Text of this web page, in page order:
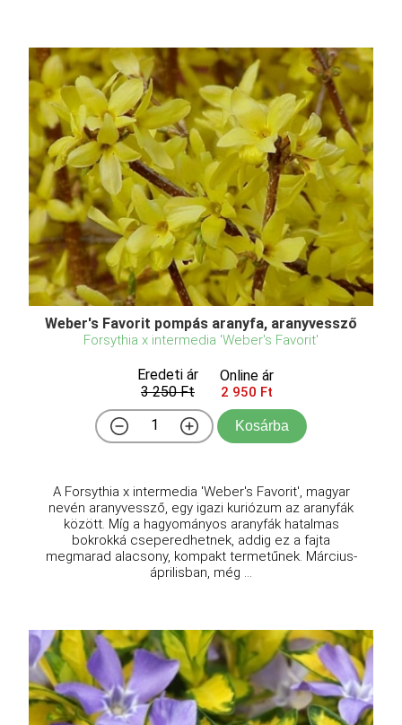
Weber's Favorit pompás aranyfa, aranyvessző
Forsythia x intermedia 'Weber's Favorit'
Eredeti ár
3 250 Ft
Online ár
2 950 Ft
Kosárba
A Forsythia x intermedia 'Weber's Favorit', magyar
nevén aranyvessző, egy igazi kuriózum az aranyfák
között. Míg a hagyományos aranyfák hatalmas
bokrokká cseperedhetnek, addig ez a fajta
megmarad alacsony, kompakt termetűnek. Március-
áprilisban, még ...